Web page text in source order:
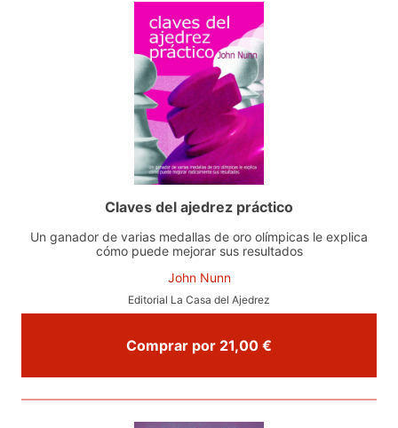
Claves del ajedrez práctico
Un ganador de varias medallas de oro olímpicas le explica
cómo puede mejorar sus resultados
John Nunn
Editorial La Casa del Ajedrez
Comprar por 21,00 €